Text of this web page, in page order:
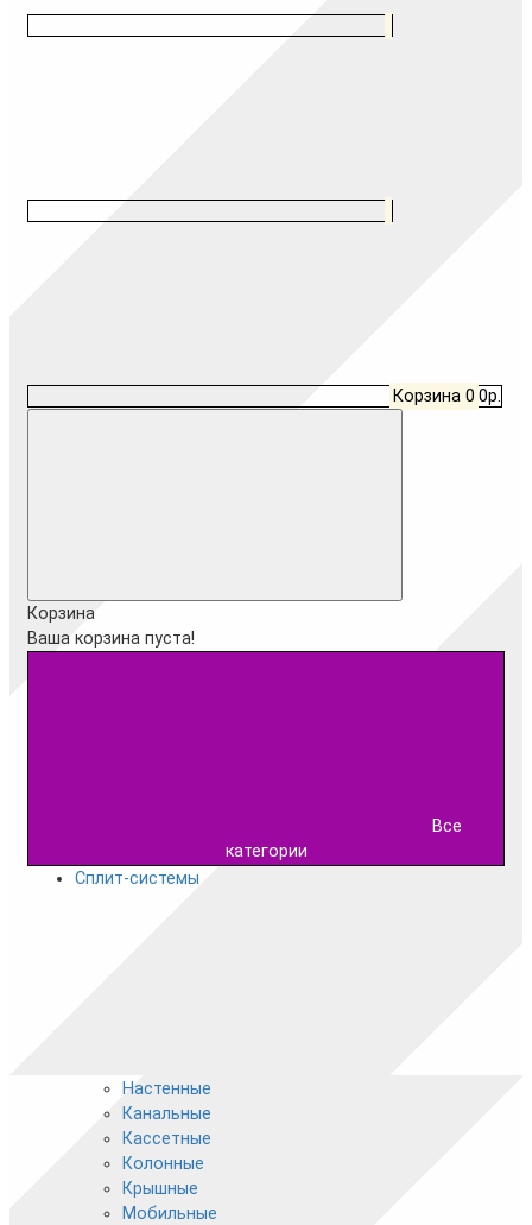
Корзина 0 0р.
Корзина
Ваша корзина пуста!
Все
категории
Сплит-системы
Настенные
Канальные
Кассетные
Колонные
Крышные
Мобильные